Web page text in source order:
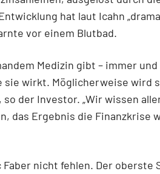
hat laut Icahn
vor einem Blutbad.
Medizin gibt – immer
sie wirkt. Möglicherweise wird
so der Investor. „Wir wissen
das Ergebnis die Finanzkrise
Faber nicht fehlen. Der oberste